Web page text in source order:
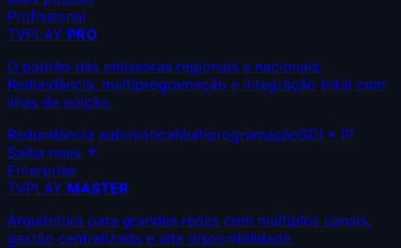
Profissional
TVPLAY PRO
O padrão das emissoras regionais e nacionais.
Redundância, multiprogramação e integração total com
ilhas de edição.
Redundância automáticaMultiprogramaçãoSDI + IP
Saiba mais
Enterprise
TVPLAY MASTER
Arquitetura para grandes redes com múltiplos canais,
gestão centralizada e alta disponibilidade.